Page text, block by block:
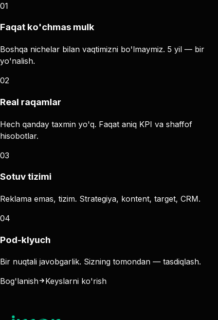
01
Faqat ko'chmas mulk
Boshqa nichelar bilan vaqtimizni bo'lmaymiz. 5 yil — bir
yo'nalish.
02
Real raqamlar
Hech qanday taxmin yo'q. Faqat aniq KPI va shaffof
hisobotlar.
03
Sotuv tizimi
Reklama emas, tizim. Strategiya, kontent, target, CRM.
04
Pod-klyuch
Bir nuqtali javobgarlik. Sizning tomondan — tasdiqlash.
Bog'lanish
Keyslarni ko'rish